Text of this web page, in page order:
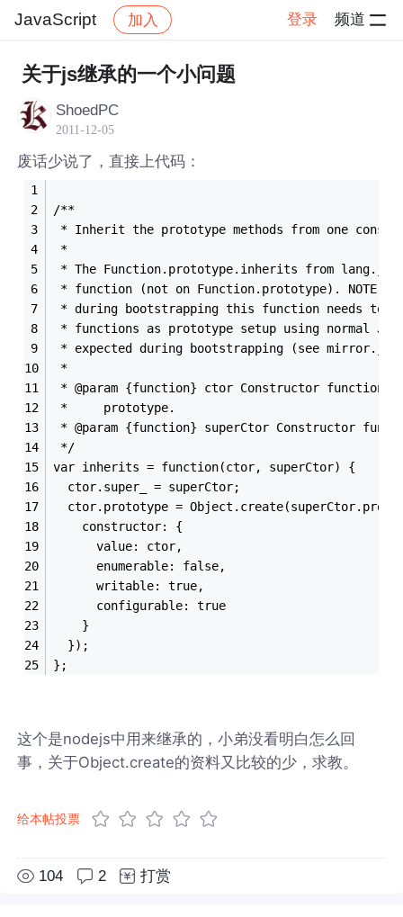
JavaScript 加入 登录 频道
社区 JavaScript 帖子详情
关于js继承的一个小问题
ShoedPC
2011-12-05
废话少说了，直接上代码：
/**
* Inherit the prototype methods from one
*
* The Function.prototype.inherits from lang.js
* function (not on Function.prototype).
* during bootstrapping this function needs to
* functions as prototype setup using normal
* expected during bootstrapping (see mirror.js
*
* @param {function} ctor Constructor function
*     prototype.
* @param {function} superCtor Constructor
*/
var inherits = function(ctor, superCtor) {
  ctor.super_ = superCtor;
ctor.prototype =
    constructor: {
      value: ctor,
      enumerable: false,
      writable: true,
      configurable: true
    }
  });
};
这个是nodejs中用来继承的，小弟没看明白怎么回
事，关于Object.create的资料又比较的少，求教。
给本帖投票
104 2 打赏